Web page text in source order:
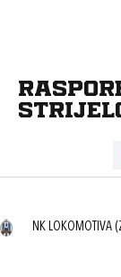
NK LOKOMOTIVA